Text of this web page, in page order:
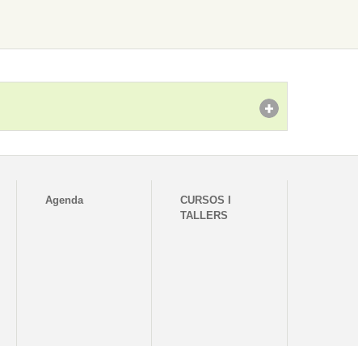
Agenda
CURSOS I
TALLERS